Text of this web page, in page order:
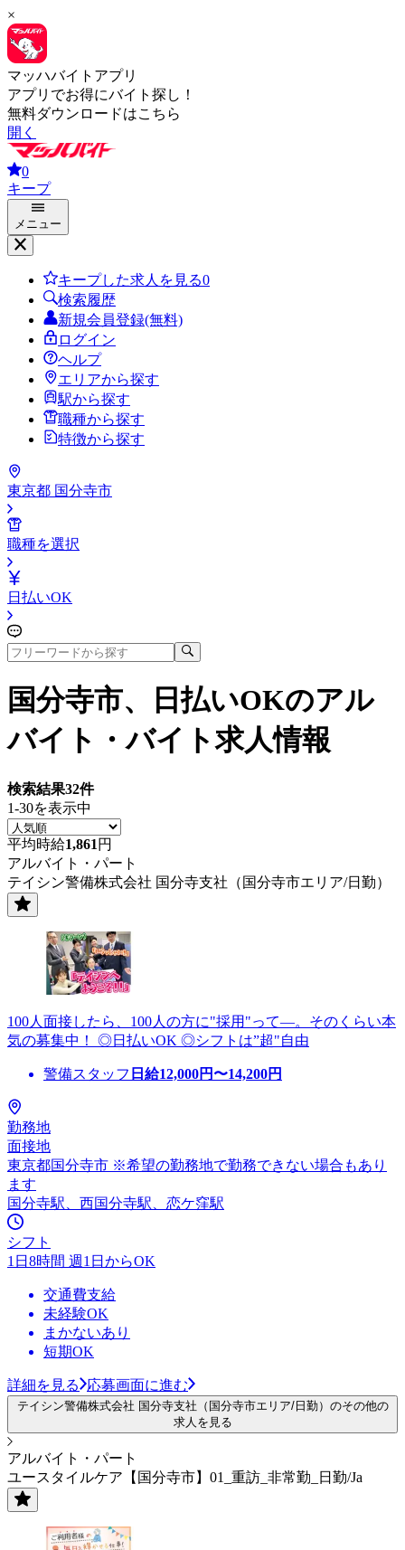
×
マッハバイトアプリ
アプリでお得にバイト探し！
無料ダウンロードはこちら
開く
0
キープ
メニュー
キープした求人を見る0
検索履歴
新規会員登録(無料)
ログイン
ヘルプ
エリアから探す
駅から探す
職種から探す
特徴から探す
東京都 国分寺市
職種を選択
日払いOK
国分寺市、日払いOKのアル
バイト・バイト求人情報
検索結果32件
1-30を表示中
平均時給1,861 円
アルバイト・パート
テイシン警備株式会社 国分寺支社（国分寺市エリア/日勤）
100人面接したら、100人の方に"採用"って―。そのくらい本
気の募集中！ ◎日払いOK ◎シフトは”超"自由
警備スタッフ 日給12,000円〜14,200円
勤務地
面接地
東京都国分寺市 ※希望の勤務地で勤務できない場合もあり
ます
国分寺駅、西国分寺駅、恋ケ窪駅
シフト
1日8時間 週1日からOK
交通費支給
未経験OK
まかないあり
短期OK
詳細を見る 応募画面に進む
テイシン警備株式会社 国分寺支社（国分寺市エリア/日勤）のその他の
求人を見る
アルバイト・パート
ユースタイルケア【国分寺市】01_重訪_非常勤_日勤/Ja